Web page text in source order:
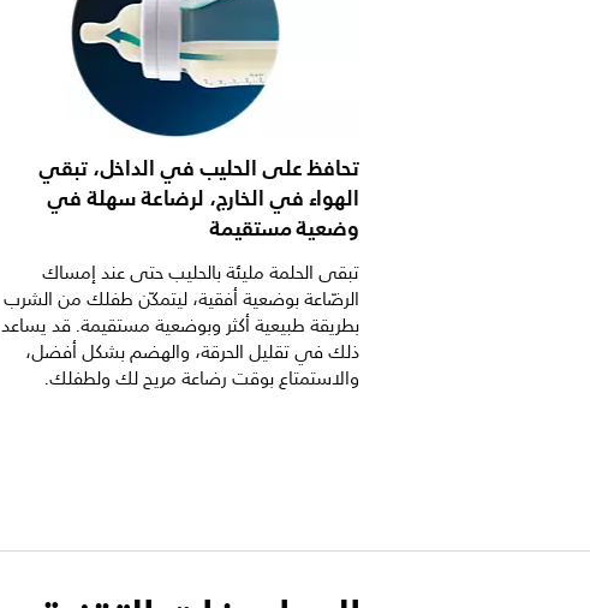
تحافظ على الحليب في الداخل، تبقي
الهواء في الخارج، لرضاعة سهلة في
وضعية مستقيمة
تبقى الحلمة مليئة بالحليب حتى عند إمساك
الرضّاعة بوضعية أفقية، ليتمكّن طفلك من الشرب
بطريقة طبيعية أكثر وبوضعية مستقيمة. قد يساعد
ذلك في تقليل الحرقة، والهضم بشكل أفضل،
والاستمتاع بوقت رضاعة مريح لك ولطفلك.